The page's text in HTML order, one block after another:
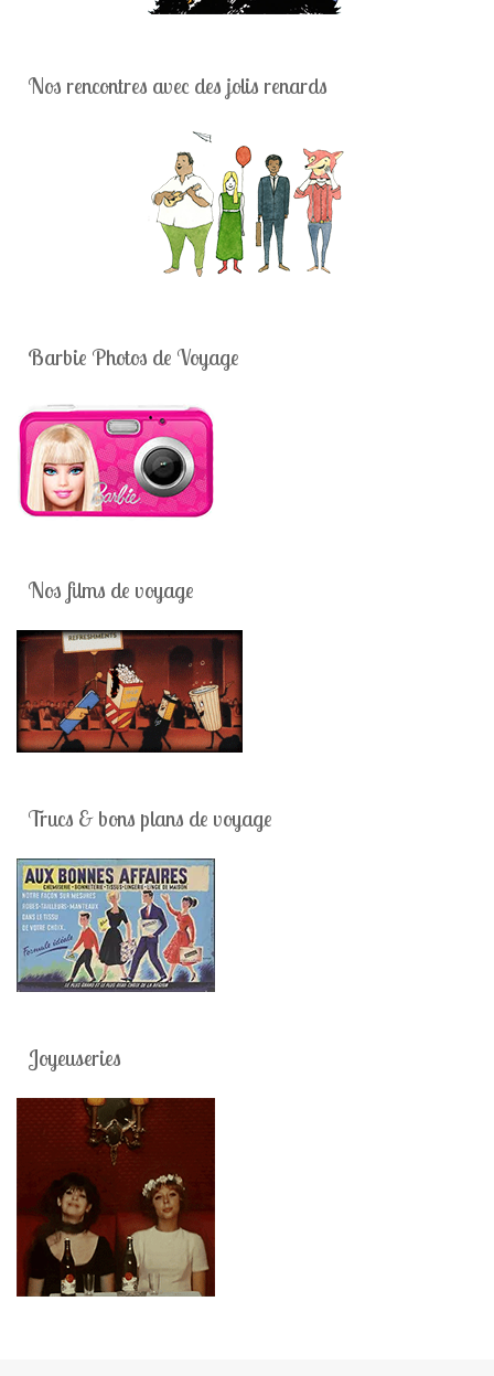
Nos rencontres avec des jolis renards
Barbie Photos de Voyage
Nos films de voyage
Trucs & bons plans de voyage
Joyeuseries